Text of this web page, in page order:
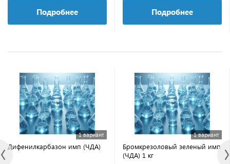
Подробнее Подробнее
1 вариант
Дифенилкарбазон имп (ЧДА)
1 вариант
Бромкрезоловый зеленый имп
(ЧДА) 1 кг